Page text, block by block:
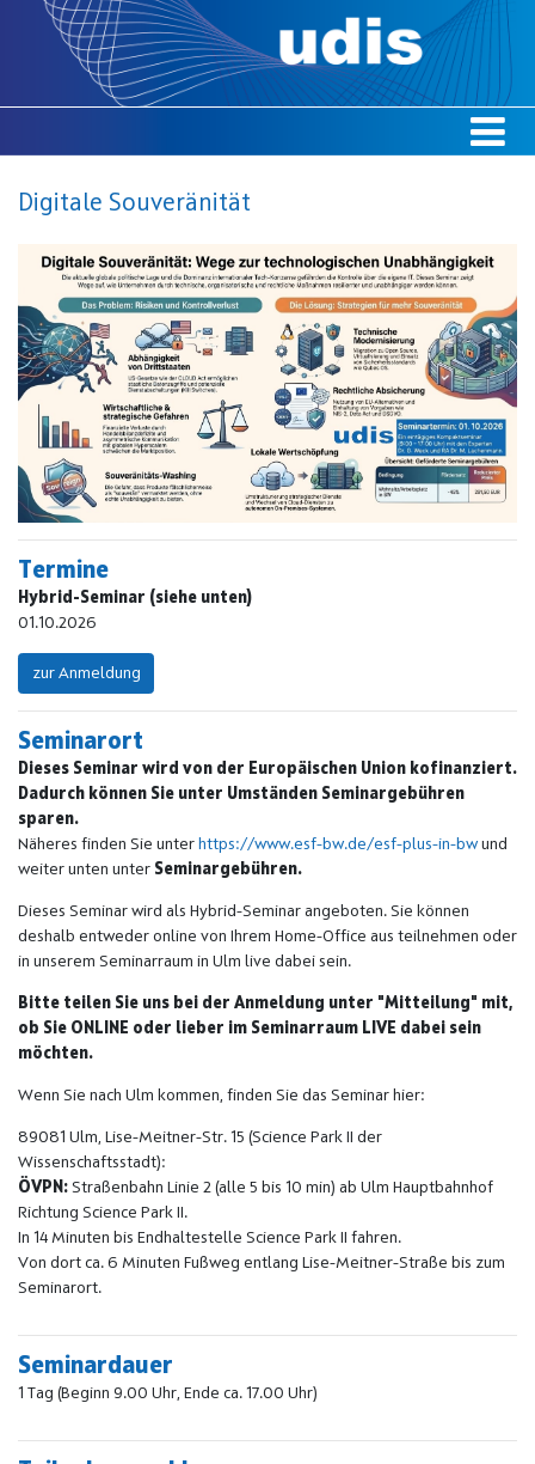
Digitale Souveränität
Termine
Hybrid-Seminar (siehe unten)
01.10.2026
zur Anmeldung
Seminarort
Dieses Seminar wird von der Europäischen Union kofinanziert.
Dadurch können Sie unter Umständen Seminargebühren
sparen.
Näheres finden Sie unter https://www.esf-bw.de/esf-plus-in-bw und
weiter unten unter Seminargebühren.
Dieses Seminar wird als Hybrid-Seminar angeboten. Sie können
deshalb entweder online von Ihrem Home-Office aus teilnehmen oder
in unserem Seminarraum in Ulm live dabei sein.
Bitte teilen Sie uns bei der Anmeldung unter "Mitteilung" mit,
ob Sie ONLINE oder lieber im Seminarraum LIVE dabei sein
möchten.
Wenn Sie nach Ulm kommen, finden Sie das Seminar hier:
89081 Ulm, Lise-Meitner-Str. 15 (Science Park II der
Wissenschaftsstadt):
ÖVPN: Straßenbahn Linie 2 (alle 5 bis 10 min) ab Ulm Hauptbahnhof
Richtung Science Park II.
In 14 Minuten bis Endhaltestelle Science Park II fahren.
Von dort ca. 6 Minuten Fußweg entlang Lise-Meitner-Straße bis zum
Seminarort.
Seminardauer
1 Tag (Beginn 9.00 Uhr, Ende ca. 17.00 Uhr)